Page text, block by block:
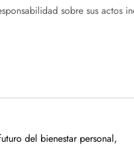
sobre sus actos
del bienestar personal,